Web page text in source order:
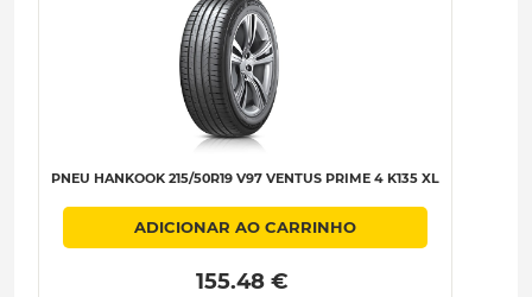
PNEU HANKOOK 215/50R19 V97 VENTUS PRIME 4 K135 XL
ADICIONAR AO CARRINHO
155.48 €